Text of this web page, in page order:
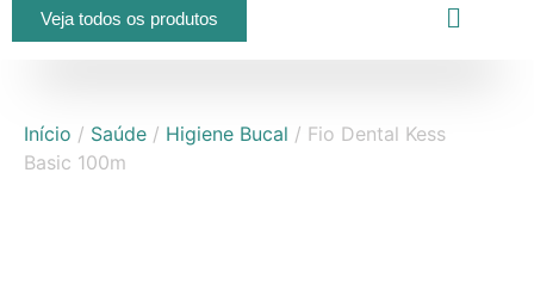
Veja todos os produtos
Início / Saúde / Higiene Bucal / Fio Dental Kess
Basic 100m